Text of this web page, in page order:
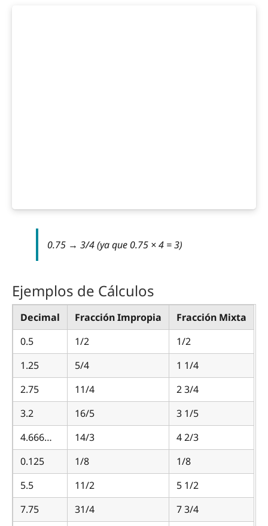
0.75 → 3/4 (ya que 0.75 × 4 = 3)
Ejemplos de Cálculos
Decimal Fracción Impropia
Fracción Mixta
0.5
1/2
1/2
1.25
5/4
1 1/4
2.75
11/4
2 3/4
3.2
16/5
3 1/5
4.666…
14/3
4 2/3
0.125
1/8
1/8
5.5
11/2
5 1/2
7.75
31/4
7 3/4